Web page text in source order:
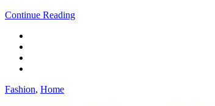
Continue Reading
Fashion, Home